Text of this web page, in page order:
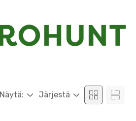
Näytä: Järjestä